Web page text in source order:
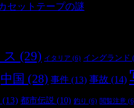
セットテープの謎
(29) イタリア (6) イングランド
中国 (28) 事件 (13) 事故 (14)
(13) 都市伝説 (10) 釣り (6) 閲覧注意